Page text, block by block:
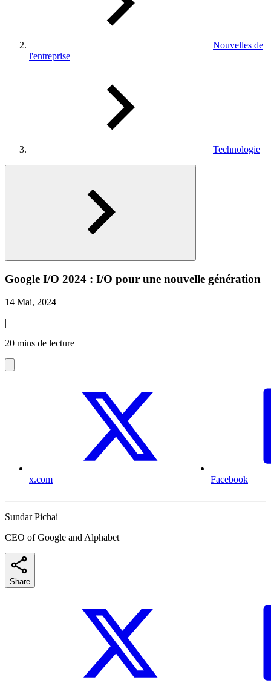
Nouvelles de
l'entreprise
Technologie
Google I/O 2024 : I/O pour une nouvelle génération
14 Mai, 2024
|
20 mins de lecture
x.com Facebook
Sundar Pichai
CEO of Google and Alphabet
Share